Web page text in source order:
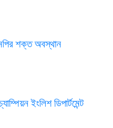
শক্ত অবস্থান
ইংলিশ ডিপার্টমেন্ট